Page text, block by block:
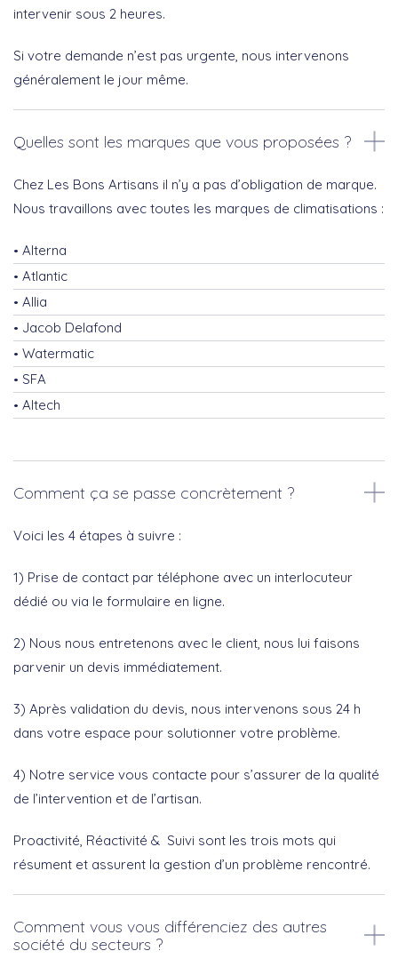
intervenir sous 2 heures.
Si votre demande n’est pas urgente, nous intervenons
généralement le jour même.
Quelles sont les marques que vous proposées ?
Chez Les Bons Artisans il n’y a pas d’obligation de marque.
Nous travaillons avec toutes les marques de climatisations :
Alterna
Atlantic
Allia
Jacob Delafond
Watermatic
SFA
Altech
Comment ça se passe concrètement ?
Voici les 4 étapes à suivre :
1) Prise de contact par téléphone avec un interlocuteur
dédié ou via le formulaire en ligne.
2) Nous nous entretenons avec le client, nous lui faisons
parvenir un devis immédiatement.
3) Après validation du devis, nous intervenons sous 24 h
dans votre espace pour solutionner votre problème.
4) Notre service vous contacte pour s’assurer de la qualité
de l’intervention et de l’artisan.
Proactivité, Réactivité & Suivi sont les trois mots qui
résument et assurent la gestion d’un problème rencontré.
Comment vous vous différenciez des autres
société du secteurs ?